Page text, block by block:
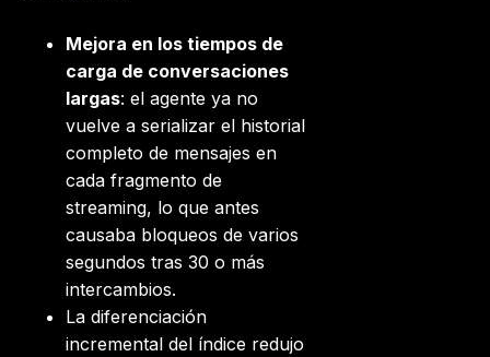
Mejora en los tiempos de
carga de conversaciones
largas: el agente ya no
vuelve a serializar el historial
completo de mensajes en
cada fragmento de
streaming, lo que antes
causaba bloqueos de varios
segundos tras 30 o más
intercambios.
La diferenciación
incremental del índice redujo